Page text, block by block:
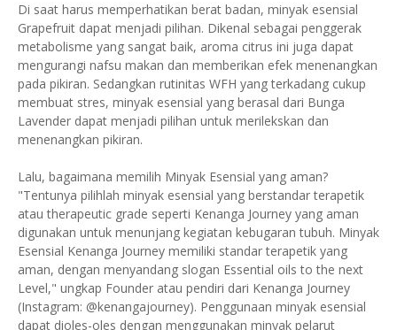
Di saat harus memperhatikan berat badan, minyak esensial
Grapefruit dapat menjadi pilihan. Dikenal sebagai penggerak
metabolisme yang sangat baik, aroma citrus ini juga dapat
mengurangi nafsu makan dan memberikan efek menenangkan
pada pikiran. Sedangkan rutinitas WFH yang terkadang cukup
membuat stres, minyak esensial yang berasal dari Bunga
Lavender dapat menjadi pilihan untuk merilekskan dan
menenangkan pikiran.
Lalu, bagaimana memilih Minyak Esensial yang aman?
"Tentunya pilihlah minyak esensial yang berstandar terapetik
atau therapeutic grade seperti Kenanga Journey yang aman
digunakan untuk menunjang kegiatan kebugaran tubuh. Minyak
Esensial Kenanga Journey memiliki standar terapetik yang
aman, dengan menyandang slogan Essential oils to the next
Level," ungkap Founder atau pendiri dari Kenanga Journey
(Instagram: @kenangajourney). Penggunaan minyak esensial
dapat dioles-oles dengan menggunakan minyak pelarut